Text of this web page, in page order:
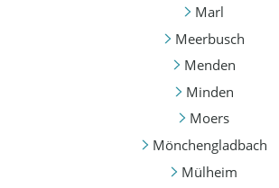
Marl
Meerbusch
Menden
Minden
Moers
Mönchengladbach
Mülheim